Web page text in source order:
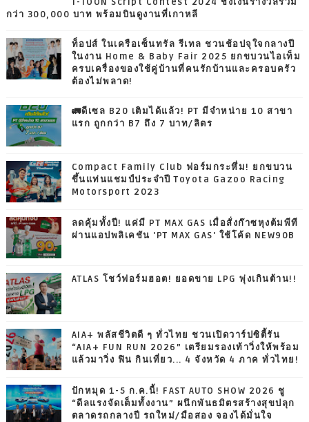
กว่า 300,000 บาท พร้อมบินดูงานที่เกาหลี
ท็อปส์ ในเครือเซ็นทรัล รีเทล ชวนช้อปจุใจกลางปี
ในงาน Home & Baby Fair 2025 ยกขบวนไอเท็ม
ครบเครื่องของใช้คู่บ้านที่คนรักบ้านและครอบครัว
ต้องไม่พลาด!
🚛ดีเซล B20 เติมได้แล้ว! PT มีจำหน่าย 10 สาขา
แรก ถูกกว่า B7 ถึง 7 บาท/ลิตร
Compact Family Club ฟอร์มกระหึ่ม! ยกขบวน
ขึ้นแท่นแชมป์ประจำปี Toyota Gazoo Racing
Motorsport 2023
ลดคุ้มทั้งปี! แค่มี PT MAX GAS เมื่อสั่งก๊าซหุงต้มพีที
ผ่านแอปพลิเคชัน 'PT MAX GAS' ใช้โค้ด NEW90B
ATLAS โชว์ฟอร์มฮอต! ยอดขาย LPG พุ่งเกินต้าน!!
AIA+ พลัสชีวิตดี ๆ ทั่วไทย ชวนเปิดวาร์ปซิตี้รัน
“AIA+ FUN RUN 2026” เตรียมรองเท้าวิ่งให้พร้อม
แล้วมาวิ่ง ฟิน กินเที่ยว... 4 จังหวัด 4 ภาค ทั่วไทย!
ปักหมุด 1-5 ก.ค.นี้! FAST AUTO SHOW 2026 ชู
“ดีลแรงจัดเต็มทั้งงาน” ผนึกพันธมิตรสร้างสุขปลุก
ตลาดรถกลางปี รถใหม่/มือสอง จองได้มั่นใจ